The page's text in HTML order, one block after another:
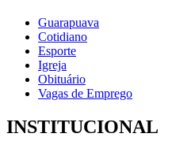
Guarapuava
Cotidiano
Esporte
Igreja
Obituário
Vagas de Emprego
INSTITUCIONAL